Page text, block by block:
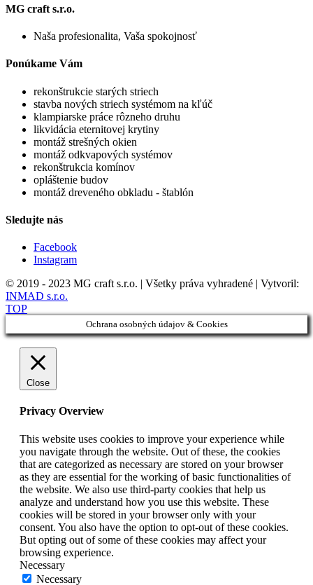
MG craft s.r.o.
Naša profesionalita, Vaša spokojnosť
Ponúkame Vám
rekonštrukcie starých striech
stavba nových striech systémom na kľúč
klampiarske práce rôzneho druhu
likvidácia eternitovej krytiny
montáž strešných okien
montáž odkvapových systémov
rekonštrukcia komínov
opláštenie budov
montáž dreveného obkladu - štablón
Sledujte nás
Facebook
Instagram
© 2019 - 2023 MG craft s.r.o. | Všetky práva vyhradené | Vytvoril:
INMAD s.r.o.
TOP
Ochrana osobných údajov & Cookies
Close
Privacy Overview
This website uses cookies to improve your experience while
you navigate through the website. Out of these, the cookies
that are categorized as necessary are stored on your browser
as they are essential for the working of basic functionalities of
the website. We also use third-party cookies that help us
analyze and understand how you use this website. These
cookies will be stored in your browser only with your
consent. You also have the option to opt-out of these cookies.
But opting out of some of these cookies may affect your
browsing experience.
Necessary
Necessary